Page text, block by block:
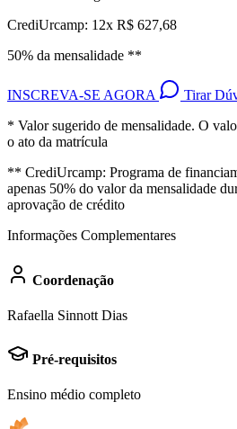
CrediUrcamp: 12x R$ 627,68
50% da mensalidade **
INSCREVA-SE AGORA
Tirar
* Valor sugerido de mensalidade. O
o ato da matrícula
** CrediUrcamp: Programa de
apenas 50% do valor da mensalidade
aprovação de crédito
Informações Complementares
Coordenação
Rafaella Sinnott Dias
Pré-requisitos
Ensino médio completo